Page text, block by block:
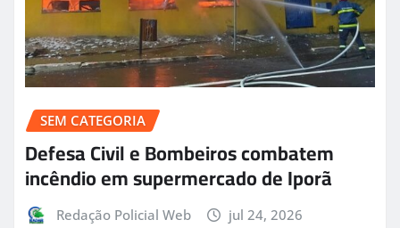
SEM CATEGORIA
Defesa Civil e Bombeiros combatem
incêndio em supermercado de Iporã
Redação Policial Web jul 24, 2026